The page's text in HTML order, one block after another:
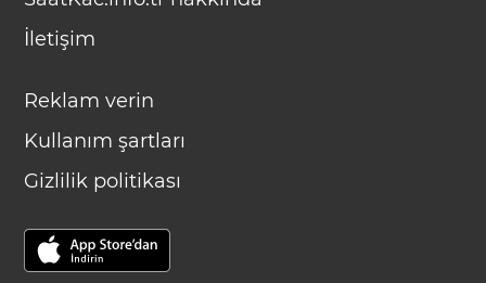
İletişim
Reklam verin
Kullanım şartları
Gizlilik politikası